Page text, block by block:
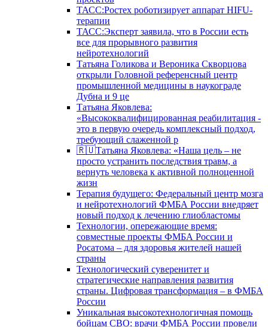
ТАСС:Ростех роботизирует аппарат HIFU-
терапии
ТАСС:Эксперт заявила, что в России есть
все для прорывного развития
нейротехнологий
Татьяна Голикова и Вероника Скворцова
открыли Головной референсный центр
промышленной медицины в наукограде
Дубна и 9 це
Татьяна Яковлева:
«Высококвалифицированная реабилитация -
это в первую очередь комплексный подход,
требующий слаженной р
🇷🇺Татьяна Яковлева: «Наша цель – не
просто устранить последствия травм, а
вернуть человека к активной полноценной
жизн
Терапия будущего: Федеральный центр мозга
и нейротехнологий ФМБА России внедряет
новый подход к лечению глиобластомы
Технологии, опережающие время:
совместные проекты ФМБА России и
Росатома – для здоровья жителей нашей
страны
Технологический суверенитет и
стратегические направления развития
страны. Цифровая трансформация – в ФМБА
России
Уникальная высокотехнологичная помощь
бойцам СВО: врачи ФМБА России провели